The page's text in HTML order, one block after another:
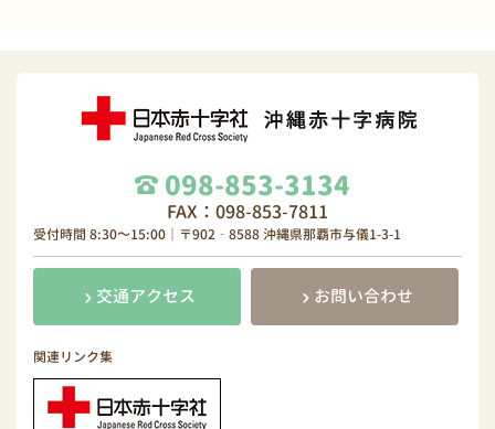
098-853-3134
FAX：098-853-7811
受付時間 8:30～15:00｜〒902‐8588 沖縄県那覇市与儀1-3-1
交通アクセス お問い合わせ
関連リンク集